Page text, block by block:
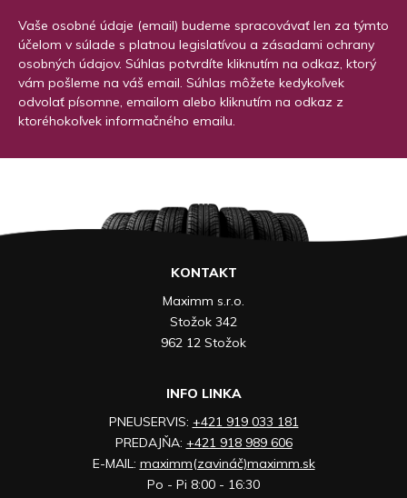
Vaše osobné údaje (email) budeme spracovávať len za týmto
účelom v súlade s platnou legislatívou a zásadami ochrany
osobných údajov. Súhlas potvrdíte kliknutím na odkaz, ktorý
vám pošleme na váš email. Súhlas môžete kedykoľvek
odvolať písomne, emailom alebo kliknutím na odkaz z
ktoréhokoľvek informačného emailu.
KONTAKT
Maximm s.r.o.
Stožok 342
962 12 Stožok
INFO LINKA
PNEUSERVIS: +421 919 033 181
PREDAJŇA: +421 918 989 606
E-MAIL: maximm(zavináč)maximm.sk
Po - Pi 8:00 - 16:30